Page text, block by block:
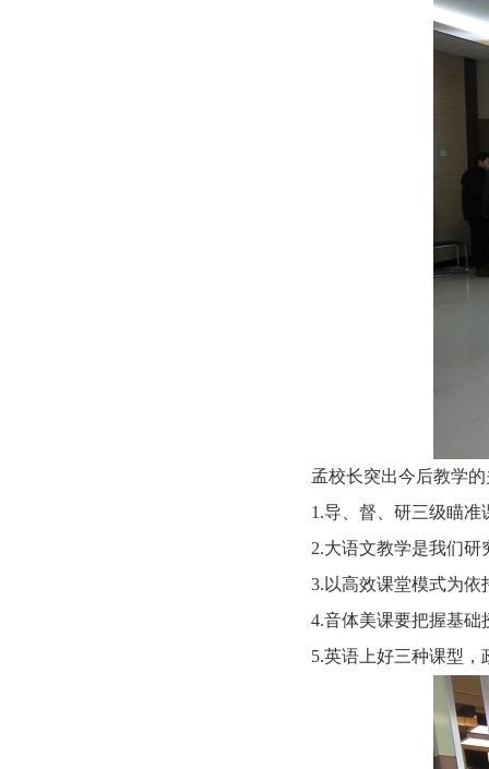
孟校长突出今后教学
1.导、督、研三级瞄准
2.大语文教学是我们研
3.以高效课堂模式为
4.音体美课要把握基础
5.英语上好三种课型